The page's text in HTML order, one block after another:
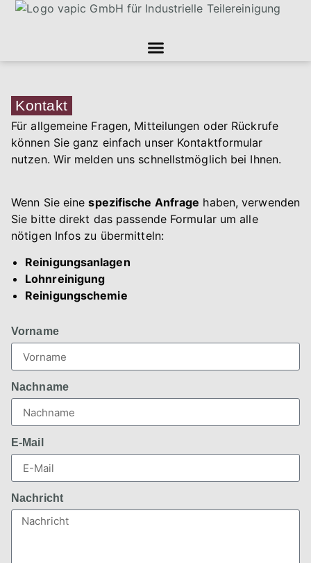
Kontakt
Für allgemeine Fragen, Mitteilungen oder Rückrufe
können Sie ganz einfach unser Kontaktformular
nutzen. Wir melden uns schnellstmöglich bei Ihnen.
Wenn Sie einespezifische Anfrage haben, verwenden
Sie bitte direkt das passende Formular um alle
nötigen Infos zu übermitteln:
Reinigungsanlagen
Lohnreinigung
Reinigungschemie
Vorname
Nachname
E-Mail
Nachricht